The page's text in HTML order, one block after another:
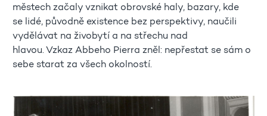
městech začaly vznikat obrovské haly, bazary, kde
se lidé, původně existence bez perspektivy, naučili
vydělávat na živobytí a na střechu nad
hlavou. Vzkaz Abbeho Pierra zněl: nepřestat se sám o
sebe starat za všech okolností.